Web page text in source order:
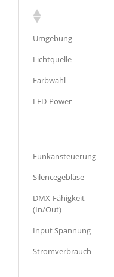
Umgebung
Lichtquelle
Farbwahl
LED-Power
Funkansteuerung
Silencegebläse
DMX-Fähigkeit
(In/Out)
Input Spannung
Stromverbrauch